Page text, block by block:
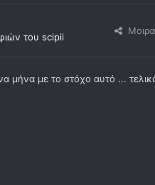
του scipii
μήνα με το στόχο αυτό ...